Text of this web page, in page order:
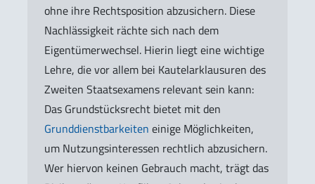
ohne ihre Rechtsposition abzusichern. Diese
Nachlässigkeit rächte sich nach dem
Eigentümerwechsel. Hierin liegt eine wichtige
Lehre, die vor allem bei Kautelarklausuren des
Zweiten Staatsexamens relevant sein kann:
Das Grundstücksrecht bietet mit den
Grunddienstbarkeiten einige Möglichkeiten,
um Nutzungsinteressen rechtlich abzusichern.
Wer hiervon keinen Gebrauch macht, trägt das